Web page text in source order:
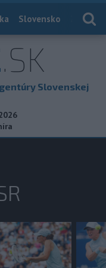
Slovensko
.SK
Slovenskej